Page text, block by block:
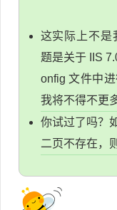
这实际上不是
题是关于 IIS
onfig 文件中
我将不得不更
你试过了吗？
二页不存在，